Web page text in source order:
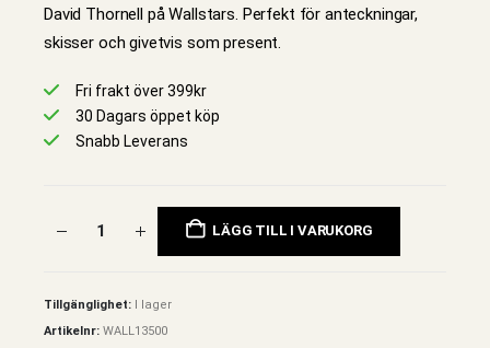
David Thornell på Wallstars. Perfekt för anteckningar,
skisser och givetvis som present.
Fri frakt över 399kr
30 Dagars öppet köp
Snabb Leverans
LÄGG TILL I VARUKORG
Tillgänglighet:
I lager
Artikelnr: WALL13500